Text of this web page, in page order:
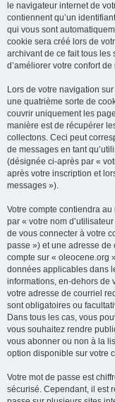
le navigateur internet de
contiennent qu’un
qui vous sont
cookie sera créé lors de
archivant de ce fait tous les
d’améliorer votre confort
Lors de votre navigation
une quatrième sorte de
couvrir uniquement les
manière est de récupérer
collectons. Ceci peut
de messages en tant
(désignée ci-après par «
après votre inscription et
messages »).
Votre compte contiendra
par « votre nom
de vous connecter à votre
passe ») et une adresse
compte sur « oleocene.org
données applicables dans
informations, en-dehors de
votre adresse de courriel
sont obligatoires ou
Dans tous les cas, vous
vous souhaitez rendre
vous abonner ou non à la
option disponible sur votre
Votre mot de passe est
sécurisé. Cependant, il est